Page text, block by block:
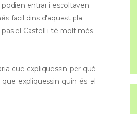
entrar i escoltaven
fàcil dins d'aquest pla
el Castell i té molt més
que expliquessin per què
expliquessin quin és el